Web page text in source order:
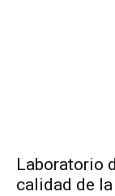
Laboratorio
calidad de la